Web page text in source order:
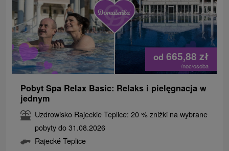
od 665,88 zł
/noc/osoba
Pobyt Spa Relax Basic: Relaks i pielęgnacja w
jednym
Uzdrowisko Rajeckie Teplice: 20 % zniżki na wybrane
pobyty do 31.08.2026
Rajecké Teplice